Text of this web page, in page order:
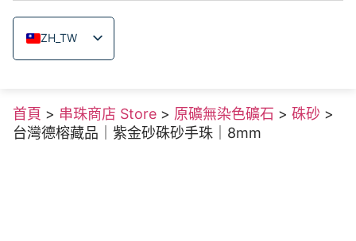
ZH_TW
EN
TH
VI
首頁 > 串珠商店 Store > 原礦無染色礦石 > 硃砂 >
台灣德榕藏品｜紫金砂硃砂手珠｜8mm